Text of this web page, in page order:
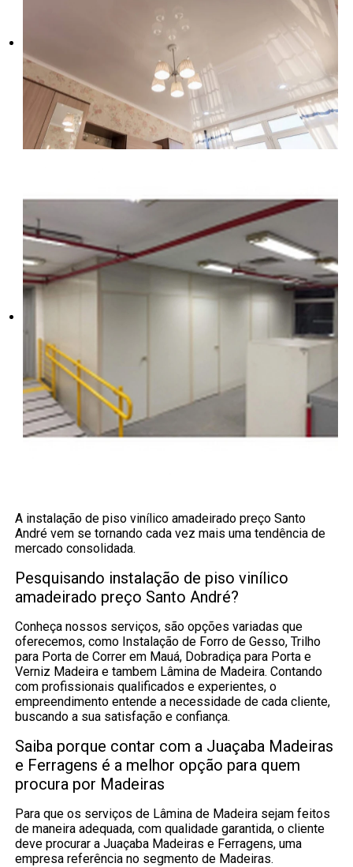
A instalação de piso vinílico amadeirado preço Santo
André vem se tornando cada vez mais uma tendência de
mercado consolidada.
Pesquisando instalação de piso vinílico
amadeirado preço Santo André?
Conheça nossos serviços, são opções variadas que
oferecemos, como Instalação de Forro de Gesso, Trilho
para Porta de Correr em Mauá, Dobradiça para Porta e
Verniz Madeira e tambem Lâmina de Madeira. Contando
com profissionais qualificados e experientes, o
empreendimento entende a necessidade de cada cliente,
buscando a sua satisfação e confiança.
Saiba porque contar com a Juaçaba Madeiras
e Ferragens é a melhor opção para quem
procura por Madeiras
Para que os serviços de Lâmina de Madeira sejam feitos
de maneira adequada, com qualidade garantida, o cliente
deve procurar a Juaçaba Madeiras e Ferragens, uma
empresa referência no segmento de Madeiras.